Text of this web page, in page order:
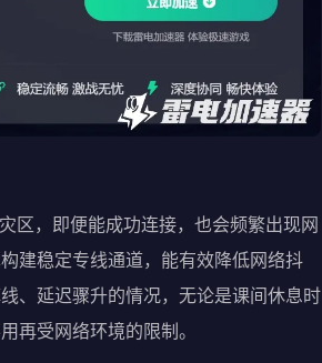
区，即便能成功连接，也会频繁出现网
建稳定专线通道，能有效降低网络抖
、延迟骤升的情况，无论是课间休息时
再受网络环境的限制。